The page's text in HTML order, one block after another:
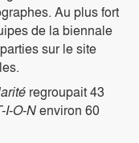
Au plus fort
de la biennale
sur le site
regroupait 43
I-O-Nenviron 60